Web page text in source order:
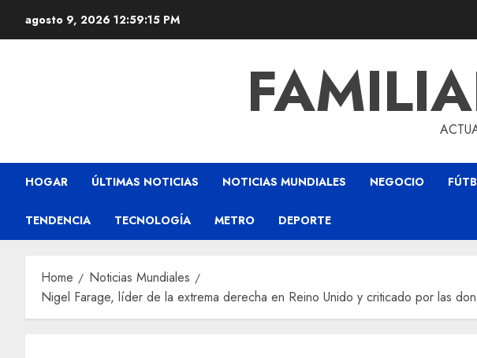
agosto 9, 2026 12:59:16 PM
HOGAR ÚLTIMAS NOTICIAS NOTICIAS MUNDIALES NEGOCIO
TENDENCIA TECNOLOGÍA METRO DEPORTE
Home
Noticias Mundiales
Nigel Farage, líder de la extrema derecha en Reino Unido y criticado por las